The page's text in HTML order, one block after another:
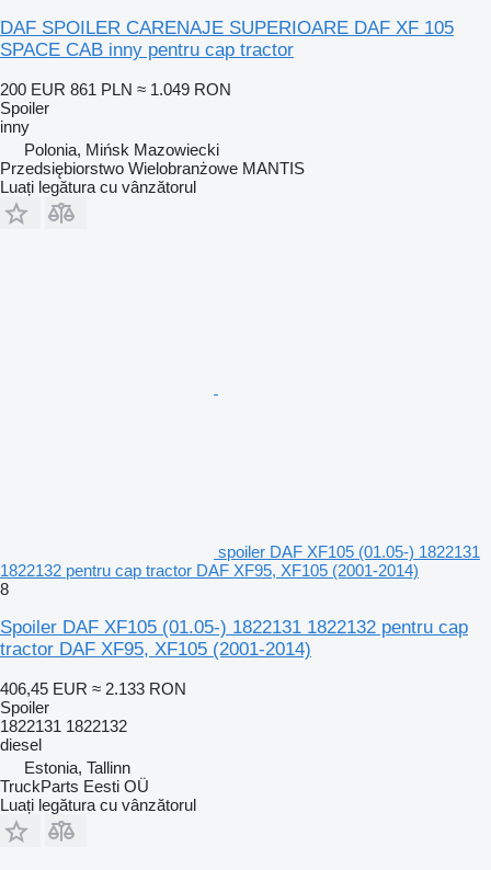
DAF SPOILER CARENAJE SUPERIOARE DAF XF 105
SPACE CAB inny pentru cap tractor
200 EUR 861 PLN ≈ 1.049 RON
Spoiler
inny
Polonia, Mińsk Mazowiecki
Przedsiębiorstwo Wielobranżowe MANTIS
Luați legătura cu vânzătorul
spoiler DAF XF105 (01.05-) 1822131
1822132 pentru cap tractor DAF XF95, XF105 (2001-2014)
8
Spoiler DAF XF105 (01.05-) 1822131 1822132 pentru cap
tractor DAF XF95, XF105 (2001-2014)
406,45 EUR ≈ 2.133 RON
Spoiler
1822131 1822132
diesel
Estonia, Tallinn
TruckParts Eesti OÜ
Luați legătura cu vânzătorul